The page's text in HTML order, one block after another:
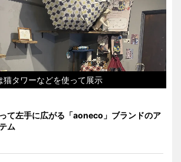
猫タワーなどを使って展示
て左手に広がる「aoneco」ブランドのア
ム